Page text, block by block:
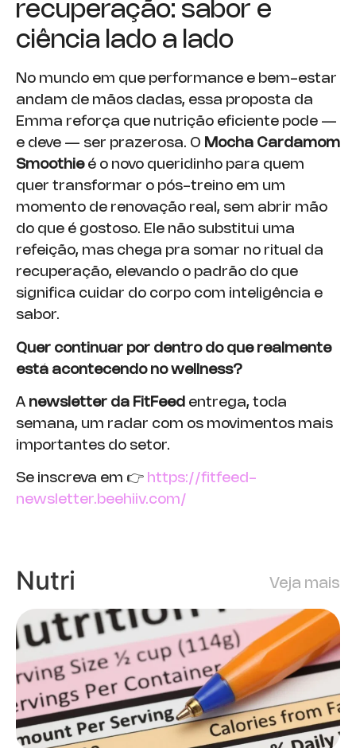
recuperação: sabor e
ciência lado a lado
No mundo em que performance e bem-estar
andam de mãos dadas, essa proposta da
Emma reforça que nutrição eficiente pode —
e deve — ser prazerosa. O Mocha Cardamom
Smoothieé o novo queridinho para quem
quer transformar o pós-treino em um
momento de renovação real, sem abrir mão
do que é gostoso. Ele não substitui uma
refeição, mas chega pra somar no ritual da
recuperação, elevando o padrão do que
significa cuidar do corpo com inteligência e
sabor.
Quer continuar por dentro do que realmente
está acontecendo no wellness?
A newsletter da FitFeed entrega, toda
semana, um radar com os movimentos mais
importantes do setor.
Se inscreva em 👉 https://fitfeed-
newsletter.beehiiv.com/
Nutri Veja mais